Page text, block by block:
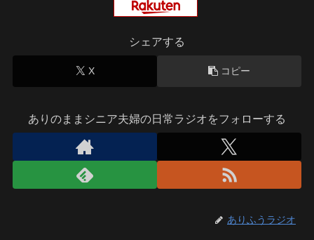
シェアする
X コピー
ありのままシニア夫婦の日常ラジオをフォローする
ありふうラジオ